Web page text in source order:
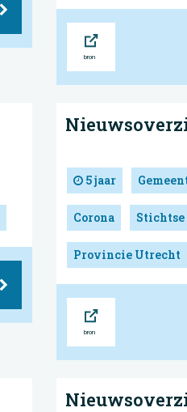
5 jaar
Corona
Provincie Utrecht